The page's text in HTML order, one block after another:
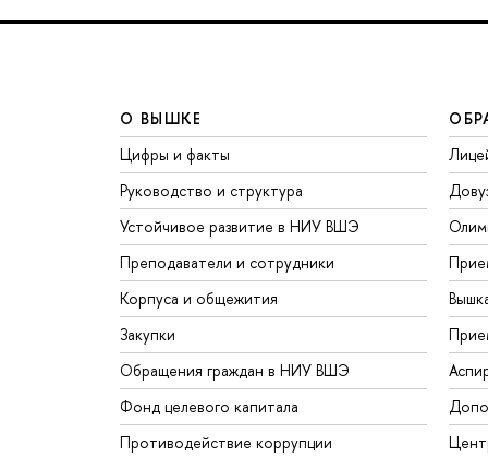
О ВЫШКЕ
Цифры и факты
Руководство и структура
Устойчивое развитие в НИУ ВШЭ
Преподаватели и сотрудники
Корпуса и общежития
Закупки
Обращения граждан в НИУ ВШЭ
Фонд целевого капитала
Противодействие коррупции